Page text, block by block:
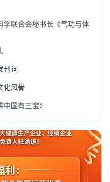
联合会秘书长《气功与体
刊词
化风骨
国有三宝》